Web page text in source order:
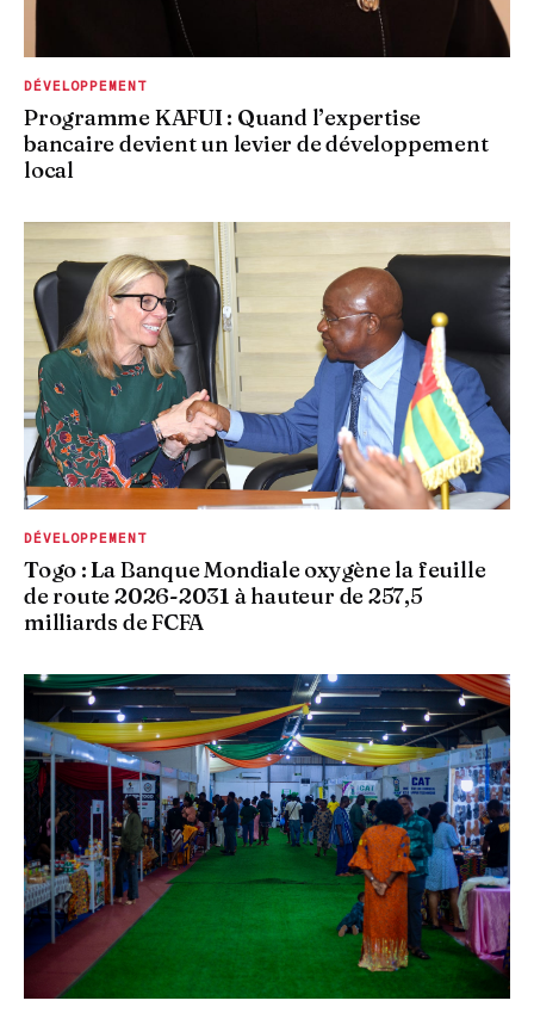
DÉVELOPPEMENT
Programme KAFUI : Quand l’expertise
bancaire devient un levier de développement
local
DÉVELOPPEMENT
Togo : La Banque Mondiale oxygène la feuille
de route 2026-2031 à hauteur de 257,5
milliards de FCFA